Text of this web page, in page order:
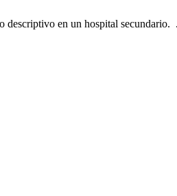
en un hospital secundario.